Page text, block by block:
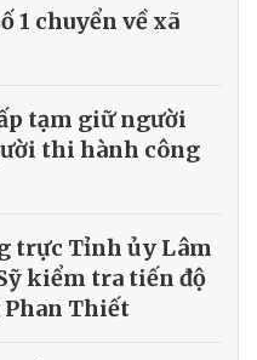
1 chuyển về xã
tạm giữ người
thi hành công
trực Tỉnh ủy Lâm
kiểm tra tiến độ
Thiết